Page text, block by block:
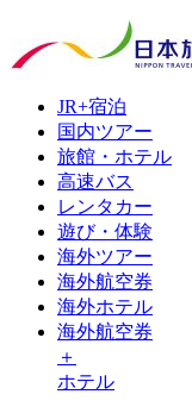
JR+宿泊
国内ツアー
旅館・ ホテル
高速バス
レンタ カー
遊び・ 体験
海外ツアー
海外航空券
海外ホテル
海外航空券
＋
ホテル